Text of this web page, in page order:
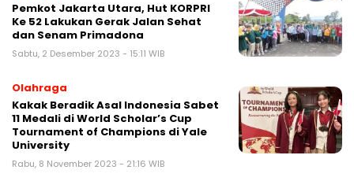
Pemkot Jakarta Utara, Hut KORPRI
Ke 52 Lakukan Gerak Jalan Sehat
dan Senam Primadona
Sabtu, 2 Desember 2023 - 15:11 WIB
Olahraga
Kakak Beradik Asal Indonesia Sabet
11 Medali di World Scholar’s Cup
Tournament of Champions di Yale
University
Rabu, 8 November 2023 - 21:16 WIB